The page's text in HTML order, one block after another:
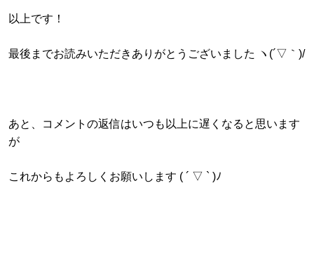
以上です！
最後までお読みいただきありがとうございました ヽ(´▽｀)/
あと、コメントの返信はいつも以上に遅くなると思います
が
これからもよろしくお願いします ( ´ ▽ ` )ﾉ